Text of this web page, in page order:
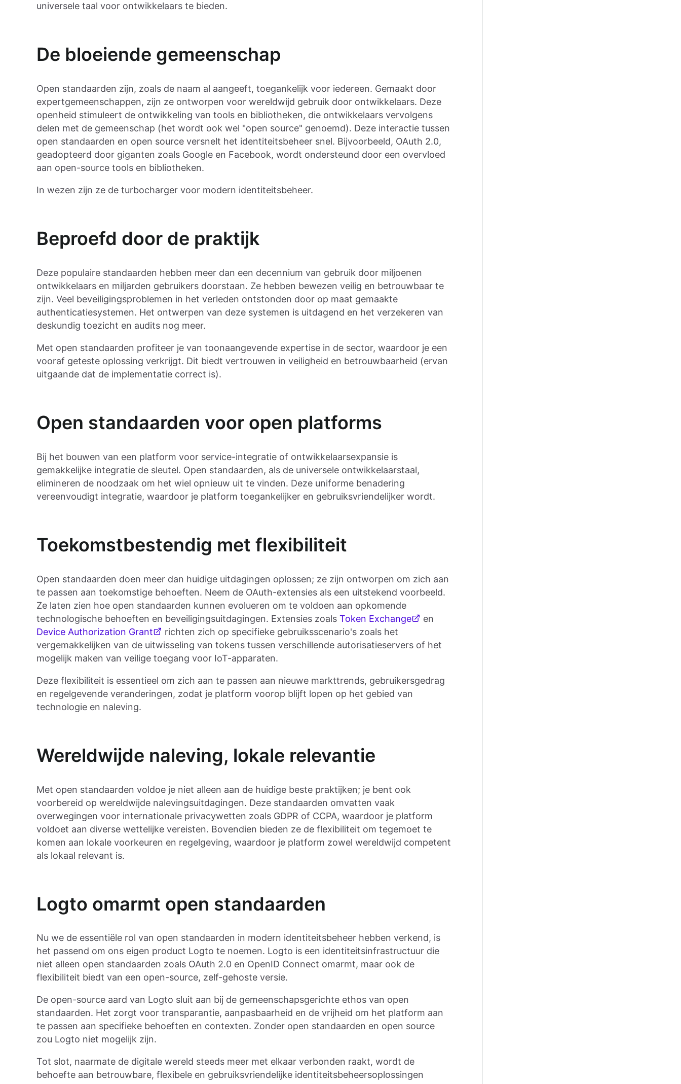
universele taal voor ontwikkelaars te bieden.
De bloeiende gemeenschap
Open standaarden zijn, zoals de naam al aangeeft, toegankelijk voor iedereen. Gemaakt door
expertgemeenschappen, zijn ze ontworpen voor wereldwijd gebruik door ontwikkelaars. Deze
openheid stimuleert de ontwikkeling van tools en bibliotheken, die ontwikkelaars vervolgens
delen met de gemeenschap (het wordt ook wel "open source" genoemd). Deze interactie tussen
open standaarden en open source versnelt het identiteitsbeheer snel. Bijvoorbeeld, OAuth 2.0,
geadopteerd door giganten zoals Google en Facebook, wordt ondersteund door een overvloed
aan open-source tools en bibliotheken.
In wezen zijn ze de turbocharger voor modern identiteitsbeheer.
Beproefd door de praktijk
Deze populaire standaarden hebben meer dan een decennium van gebruik door miljoenen
ontwikkelaars en miljarden gebruikers doorstaan. Ze hebben bewezen veilig en betrouwbaar te
zijn. Veel beveiligingsproblemen in het verleden ontstonden door op maat gemaakte
authenticatiesystemen. Het ontwerpen van deze systemen is uitdagend en het verzekeren van
deskundig toezicht en audits nog meer.
Met open standaarden profiteer je van toonaangevende expertise in de sector, waardoor je een
vooraf geteste oplossing verkrijgt. Dit biedt vertrouwen in veiligheid en betrouwbaarheid (ervan
uitgaande dat de implementatie correct is).
Open standaarden voor open platforms
Bij het bouwen van een platform voor service-integratie of ontwikkelaarsexpansie is
gemakkelijke integratie de sleutel. Open standaarden, als de universele ontwikkelaarstaal,
elimineren de noodzaak om het wiel opnieuw uit te vinden. Deze uniforme benadering
vereenvoudigt integratie, waardoor je platform toegankelijker en gebruiksvriendelijker wordt.
Toekomstbestendig met flexibiliteit
Open standaarden doen meer dan huidige uitdagingen oplossen; ze zijn ontworpen om zich aan
te passen aan toekomstige behoeften. Neem de OAuth-extensies als een uitstekend voorbeeld.
Ze laten zien hoe open standaarden kunnen evolueren om te voldoen aan opkomende
technologische behoeften en beveiligingsuitdagingen. Extensies zoals Token Exchange
en
Device Authorization Grant
richten zich op specifieke gebruiksscenario's zoals het
vergemakkelijken van de uitwisseling van tokens tussen verschillende autorisatieservers of het
mogelijk maken van veilige toegang voor IoT-apparaten.
Deze flexibiliteit is essentieel om zich aan te passen aan nieuwe markttrends, gebruikersgedrag
en regelgevende veranderingen, zodat je platform voorop blijft lopen op het gebied van
technologie en naleving.
Wereldwijde naleving, lokale relevantie
Met open standaarden voldoe je niet alleen aan de huidige beste praktijken; je bent ook
voorbereid op wereldwijde nalevingsuitdagingen. Deze standaarden omvatten vaak
overwegingen voor internationale privacywetten zoals GDPR of CCPA, waardoor je platform
voldoet aan diverse wettelijke vereisten. Bovendien bieden ze de flexibiliteit om tegemoet te
komen aan lokale voorkeuren en regelgeving, waardoor je platform zowel wereldwijd competent
als lokaal relevant is.
Logto omarmt open standaarden
Nu we de essentiële rol van open standaarden in modern identiteitsbeheer hebben verkend, is
het passend om ons eigen product Logto te noemen. Logto is een identiteitsinfrastructuur die
niet alleen open standaarden zoals OAuth 2.0 en OpenID Connect omarmt, maar ook de
flexibiliteit biedt van een open-source, zelf-gehoste versie.
De open-source aard van Logto sluit aan bij de gemeenschapsgerichte ethos van open
standaarden. Het zorgt voor transparantie, aanpasbaarheid en de vrijheid om het platform aan
te passen aan specifieke behoeften en contexten. Zonder open standaarden en open source
zou Logto niet mogelijk zijn.
Tot slot, naarmate de digitale wereld steeds meer met elkaar verbonden raakt, wordt de
behoefte aan betrouwbare, flexibele en gebruiksvriendelijke identiteitsbeheersoplossingen